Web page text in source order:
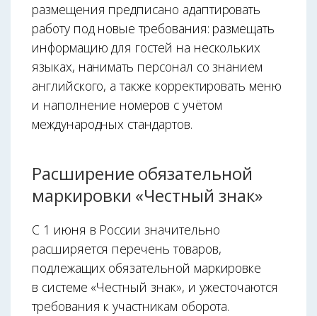
размещения предписано адаптировать
работу под новые требования: размещать
информацию для гостей на нескольких
языках, нанимать персонал со знанием
английского, а также корректировать меню
и наполнение номеров с учётом
международных стандартов.
Расширение обязательной
маркировки «Честный знак»
С 1 июня в России значительно
расширяется перечень товаров,
подлежащих обязательной маркировке
в системе «Честный знак», и ужесточаются
требования к участникам оборота.